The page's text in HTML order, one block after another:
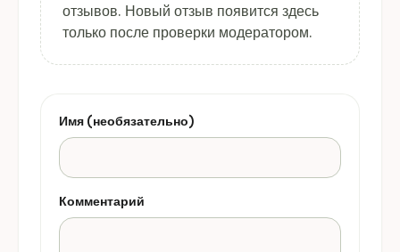
отзывов. Новый отзыв появится здесь
только после проверки модератором.
Имя (необязательно)
Комментарий